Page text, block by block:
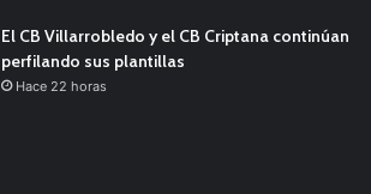
El CB Villarrobledo y el CB Criptana continúan
perfilando sus plantillas
Hace 22 horas